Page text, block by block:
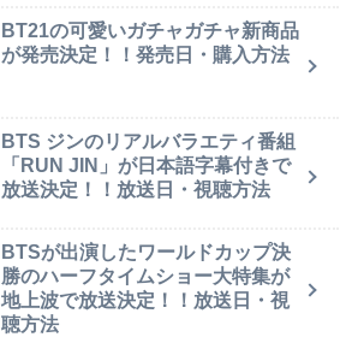
BT21の可愛いガチャガチャ新商品
が発売決定！！発売日・購入方法
BTS ジンのリアルバラエティ番組
「RUN JIN」が日本語字幕付きで
放送決定！！放送日・視聴方法
BTSが出演したワールドカップ決
勝のハーフタイムショー大特集が
地上波で放送決定！！放送日・視
聴方法